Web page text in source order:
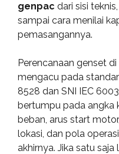
genpac dari sisi
sampai cara menilai
pemasangannya.
Perencanaan genset
mengacu pada
8528 dan SNI IEC
bertumpu pada angka
beban, arus start
lokasi, dan pola
akhirnya. Jika satu